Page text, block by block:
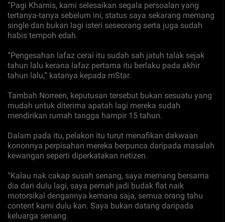
“Pagi Khamis, kami selesaikan segala persoalan yang
tertanya-tanya sebelum ini, status saya sekarang memang
single dan bukan lagi isteri seseorang serta juga sudah
habis tempoh edah.
“Pengesahan lafaz cerai itu sudah sah jatuh talak sejak
tahun lalu kerana lafaz pertama itu berlaku pada akhir
tahun lalu,” katanya kepada mStar.
Tambah Norreen, keputusan tersebut bukan sesuatu yang
mudah untuk diterima apatah lagi mereka sudah
mendirikan rumah tangga hampir 15 tahun.
Dalam pada itu, pelakon itu turut menafikan dakwaan
kononnya perpisahan mereka berpunca daripada masalah
kewangan seperti diperkatakan netizen.
“Kalau nak cakap susah senang, saya memang bersama
dia dari dulu lagi, saya pernah jadi budak flat naik
motorsikal dengannya kemana saja, semua orang tahu
content kami dulu kan. Saya bukan datang daripada
keluarga senang.